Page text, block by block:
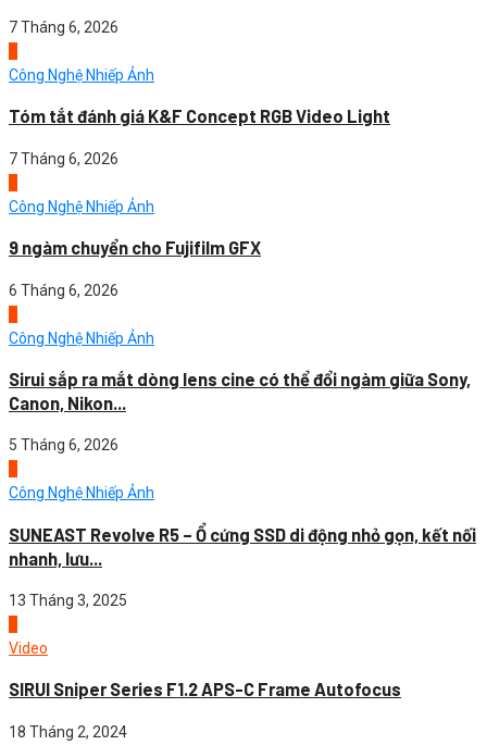
7 Tháng 6, 2026
Công Nghệ Nhiếp Ảnh
Tóm tắt đánh giá K&F Concept RGB Video Light
7 Tháng 6, 2026
Công Nghệ Nhiếp Ảnh
9 ngàm chuyển cho Fujifilm GFX
6 Tháng 6, 2026
Công Nghệ Nhiếp Ảnh
Sirui sắp ra mắt dòng lens cine có thể đổi ngàm giữa Sony,
Canon, Nikon...
5 Tháng 6, 2026
Công Nghệ Nhiếp Ảnh
SUNEAST Revolve R5 – Ổ cứng SSD di động nhỏ gọn, kết nối
nhanh, lưu...
13 Tháng 3, 2025
Video
SIRUI Sniper Series F1.2 APS-C Frame Autofocus
18 Tháng 2, 2024